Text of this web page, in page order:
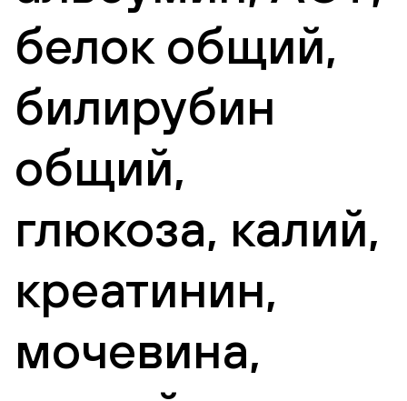
белок общий,
билирубин
общий,
глюкоза, калий,
креатинин,
мочевина,